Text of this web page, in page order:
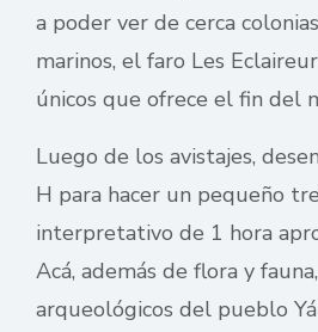
a poder ver de cerca
marinos, el faro Les
únicos que ofrece el fin del
Luego de los avistajes,
H para hacer un pequeño
interpretativo de 1 hora
Acá, además de flora y
arqueológicos del pueblo